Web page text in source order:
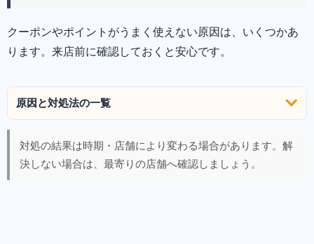
クーポンやポイントがうまく使えない原因は、いくつかあ
ります。来店前に確認しておくと安心です。
原因と対処法の一覧
対処の結果は時期・店舗により変わる場合があります。解
決しない場合は、最寄りの店舗へ確認しましょう。